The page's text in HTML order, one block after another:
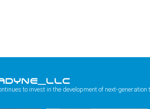
to invest in the development of next-